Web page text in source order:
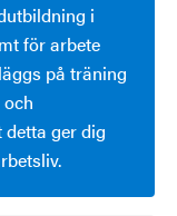
i
för arbete
på träning
ger dig